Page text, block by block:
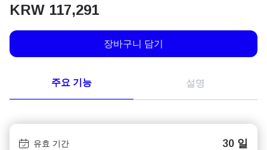
KRW 117,291
장바구니 담기
주요 기능 설명
유효 기간 30 일